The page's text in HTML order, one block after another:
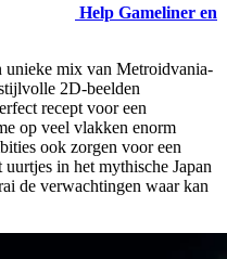
Help Gameliner en
unieke mix van Metroidvania-
2D-beelden
recept voor een
op veel vlakken enorm
ook zorgen voor een
in het mythische Japan
de verwachtingen waar kan